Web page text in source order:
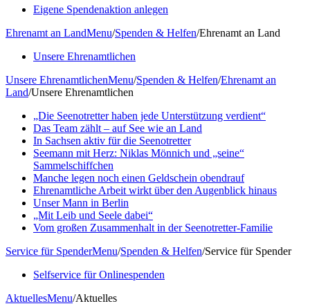
Eigene Spendenaktion anlegen
Ehrenamt an LandMenu/Spenden & Helfen/Ehrenamt an Land
Unsere Ehrenamtlichen
Unsere EhrenamtlichenMenu/Spenden & Helfen/Ehrenamt an
Land/Unsere Ehrenamtlichen
„Die Seenotretter haben jede Unterstützung verdient“
Das Team zählt – auf See wie an Land
In Sachsen aktiv für die Seenotretter
Seemann mit Herz: Niklas Mönnich und „seine“
Sammelschiffchen
Manche legen noch einen Geldschein obendrauf
Ehrenamtliche Arbeit wirkt über den Augenblick hinaus
Unser Mann in Berlin
„Mit Leib und Seele dabei“
Vom großen Zusammenhalt in der Seenotretter-Familie
Service für SpenderMenu/Spenden & Helfen/Service für Spender
Selfservice für Onlinespenden
AktuellesMenu/Aktuelles